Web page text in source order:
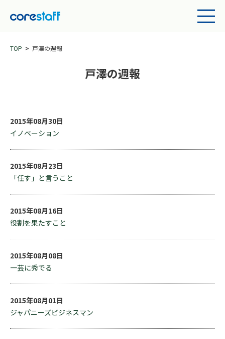
TOP 戸澤の週報
戸澤の週報
2015年08月30日
イノベーション
2015年08月23日
「任す」と言うこと
2015年08月16日
役割を果たすこと
2015年08月08日
一芸に秀でる
2015年08月01日
ジャパニーズビジネスマン